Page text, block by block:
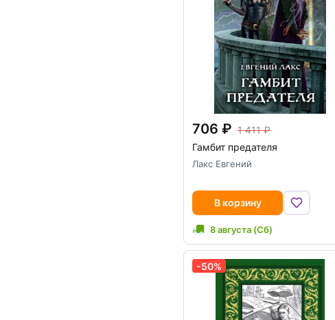
706
1 411
Гамбит предателя
Лакс Евгений
В корзину
8 августа (Сб)
-50%